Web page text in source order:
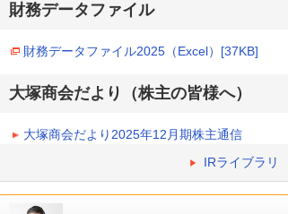
財務データファイル
財務データファイル2025（Excel）[37KB]
大塚商会だより（株主の皆様へ）
大塚商会だより2025年12月期株主通信
IRライブラリ